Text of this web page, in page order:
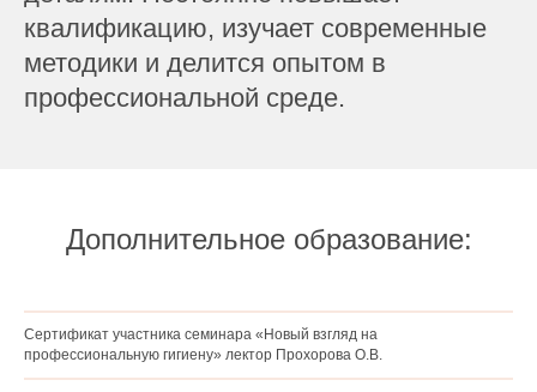
квалификацию, изучает современные
методики и делится опытом в
профессиональной среде.
Дополнительное образование:
Сертификат участника семинара «Новый взгляд на
профессиональную гигиену» лектор Прохорова О.В.